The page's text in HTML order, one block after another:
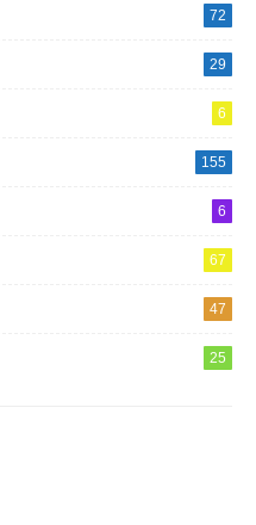
72
29
6
155
6
67
47
25